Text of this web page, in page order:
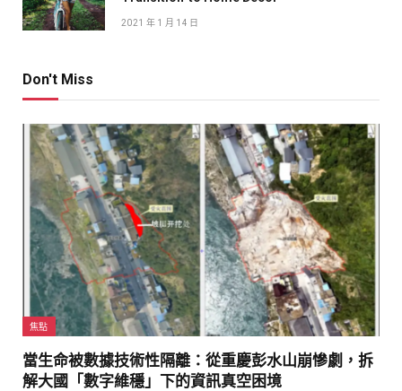
2021 年 1 月 14 日
Don't Miss
焦點
當生命被數據技術性隔離：從重慶彭水山崩慘劇，拆
解大國「數字維穩」下的資訊真空困境